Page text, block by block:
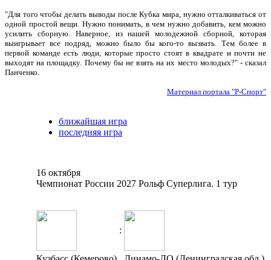
"Для того чтобы делать выводы после Кубка мира, нужно отталкиваться от
одной простой вещи. Нужно понимать, в чем нужно добавить, кем можно
усилить сборную. Наверное, из нашей молодежной сборной, которая
выигрывает все подряд, можно было бы кого-то вызвать. Тем более в
первой команде есть люди, которые просто стоят в квадрате и почти не
выходят на площадку. Почему бы не взять на их место молодых?" - сказал
Панченко.
Материал портала "Р-Спорт"
ближайшая игра
последняя игра
16 октября
Чемпионат России 2027 Рольф Суперлига. 1 тур
: